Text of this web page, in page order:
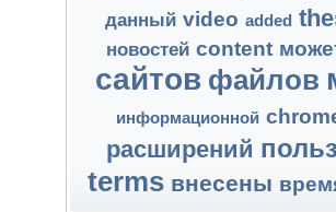
данный video added
новостей content
сайтов файлов
информационной
расширений
terms внесены